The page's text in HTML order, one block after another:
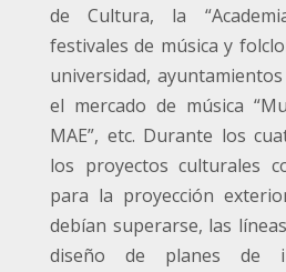
de Cultura, la
festivales de música y
universidad,
el mercado de música
MAE”, etc. Durante los
los proyectos culturales
para la proyección
debían superarse, las
diseño de planes de